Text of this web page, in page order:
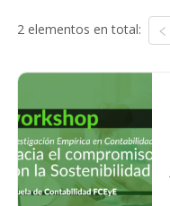
2 elementos en total: